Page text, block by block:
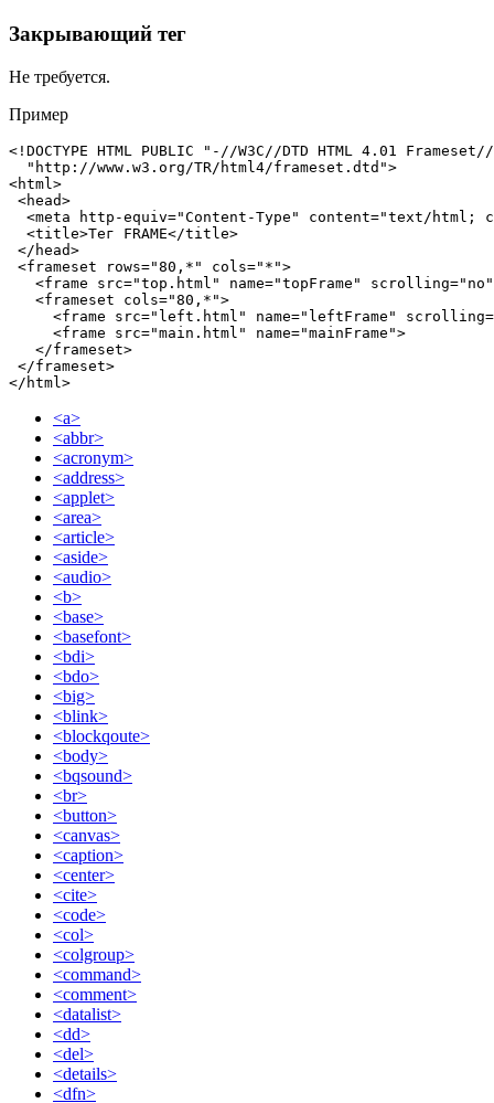
Закрывающий тег
Не требуется.
Пример
<!DOCTYPE HTML PUBLIC "-//W3C//DTD HTML 4.01
  "http://www.w3.org/TR/html4/frameset.dtd">
<html>
<head>
<meta http-equiv="Content-Type" content="text/html;
  <title>Тег FRAME</title>
</head>
<frameset rows="80,*" cols="*">
<frame src="top.html" name="topFrame"
   <frameset cols="80,*">
<frame src="left.html" name="leftFrame"
     <frame src="main.html" name="mainFrame">
   </frameset>
</frameset>
</html>
<a>
<abbr>
<acronym>
<address>
<applet>
<area>
<article>
<aside>
<audio>
<b>
<base>
<basefont>
<bdi>
<bdo>
<big>
<blink>
<blockqoute>
<body>
<bqsound>
<br>
<button>
<canvas>
<caption>
<center>
<cite>
<code>
<col>
<colgroup>
<command>
<comment>
<datalist>
<dd>
<del>
<details>
<dfn>